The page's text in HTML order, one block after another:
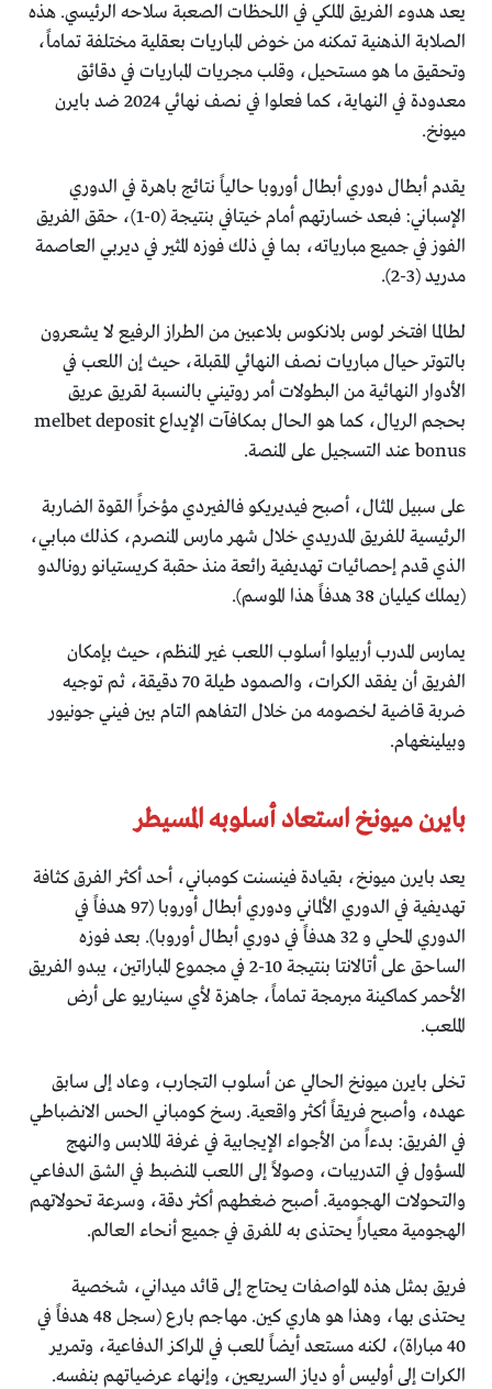
يعد هدوء الفريق الملكي في اللحظات الصعبة سلاحه الرئيسي. هذه
الصلابة الذهنية تمكنه من خوض المباريات بعقلية مختلفة تماماً،
وتحقيق ما هو مستحيل، وقلب مجريات المباريات في دقائق
معدودة في النهاية، كما فعلوا في نصف نهائي 2024 ضد بايرن
ميونخ.
يقدم أبطال دوري أبطال أوروبا حالياً نتائج باهرة في الدوري
الإسباني: فبعد خسارتهم أمام خيتافي بنتيجة (0-1)، حقق الفريق
الفوز في جميع مبارياته، بما في ذلك فوزه المثير في ديربي العاصمة
مدريد (3-2).
لطالما افتخر لوس بلانكوس بلاعبين من الطراز الرفيع لا يشعرون
بالتوتر حيال مباريات نصف النهائي المقبلة، حيث إن اللعب في
الأدوار النهائية من البطولات أمر روتيني بالنسبة لقريق عريق
بحجم الريال، كما هو الحال بمكافآت الإيداع melbet deposit
bonus عند التسجيل على المنصة.
على سبيل المثال، أصبح فيديريكو فالفيردي مؤخراً القوة الضاربة
الرئيسية للفريق المدريدي خلال شهر مارس المنصرم، كذلك مبابي،
الذي قدم إحصائيات تهديفية رائعة منذ حقبة كريستيانو رونالدو
(يملك كيليان 38 هدفاً هذا الموسم).
يمارس المدرب أربيلوا أسلوب اللعب غير المنظم، حيث بإمكان
الفريق أن يفقد الكرات، والصمود طيلة 70 دقيقة، ثم توجيه
ضربة قاضية لخصومه من خلال التفاهم التام بين فيني جونيور
وبيلينغهام.
بايرن ميونخ استعاد أسلوبه المسيطر
يعد بايرن ميونخ، بقيادة فينسنت كومباني، أحد أكثر الفرق كثافة
تهديفية في الدوري الألماني ودوري أبطال أوروبا (97 هدفاً في
الدوري المحلي و 32 هدفاً في دوري أبطال أوروبا). بعد فوزه
الساحق على أتالانتا بنتيجة 10-2 في مجموع المباراتين، يبدو الفريق
الأحمر كماكينة مبرمجة تماماً، جاهزة لأي سيناريو على أرض
الملعب.
تخلى بايرن ميونخ الحالي عن أسلوب التجارب، وعاد إلى سابق
عهده، وأصبح فريقاً أكثر واقعية. رسخ كومباني الحس الانضباطي
في الفريق: بدءاً من الأجواء الإيجابية في غرفة الملابس والنهج
المسؤول في التدريبات، وصولاً إلى اللعب المنضبط في الشق الدفاعي
والتحولات الهجومية. أصبح ضغطهم أكثر دقة، وسرعة تحولاتهم
الهجومية معياراً يحتذى به للفرق في جميع أنحاء العالم.
فريق بمثل هذه المواصفات يحتاج إلى قائد ميداني، شخصية
يحتذى بها، وهذا هو هاري كين. مهاجم بارع (سجل 48 هدفاً في
40 مباراة)، لكنه مستعد أيضاً للعب في المراكز الدفاعية، وتمرير
الكرات إلى أوليس أو دياز السريعين، وإنهاء عرضياتهم بنفسه.